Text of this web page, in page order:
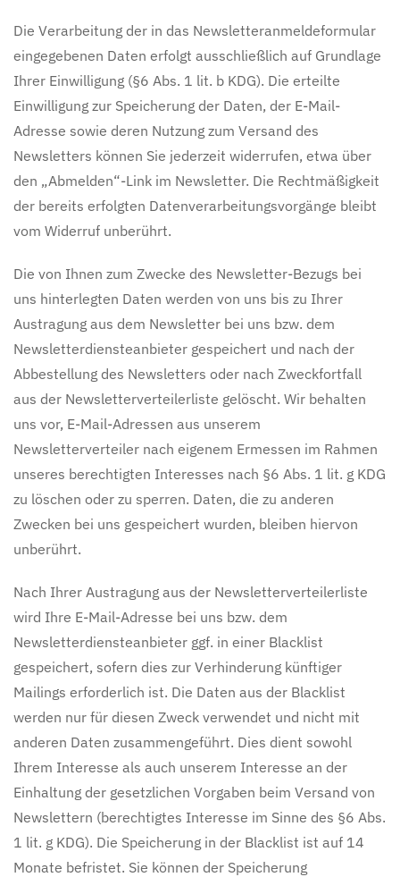
Die Verarbeitung der in das Newsletteranmeldeformular
eingegebenen Daten erfolgt ausschließlich auf Grundlage
Ihrer Einwilligung (§6 Abs. 1 lit. b KDG). Die erteilte
Einwilligung zur Speicherung der Daten, der E-Mail-
Adresse sowie deren Nutzung zum Versand des
Newsletters können Sie jederzeit widerrufen, etwa über
den „Abmelden“-Link im Newsletter. Die Rechtmäßigkeit
der bereits erfolgten Datenverarbeitungsvorgänge bleibt
vom Widerruf unberührt.
Die von Ihnen zum Zwecke des Newsletter-Bezugs bei
uns hinterlegten Daten werden von uns bis zu Ihrer
Austragung aus dem Newsletter bei uns bzw. dem
Newsletterdiensteanbieter gespeichert und nach der
Abbestellung des Newsletters oder nach Zweckfortfall
aus der Newsletterverteilerliste gelöscht. Wir behalten
uns vor, E-Mail-Adressen aus unserem
Newsletterverteiler nach eigenem Ermessen im Rahmen
unseres berechtigten Interesses nach §6 Abs. 1 lit. g KDG
zu löschen oder zu sperren. Daten, die zu anderen
Zwecken bei uns gespeichert wurden, bleiben hiervon
unberührt.
Nach Ihrer Austragung aus der Newsletterverteilerliste
wird Ihre E-Mail-Adresse bei uns bzw. dem
Newsletterdiensteanbieter ggf. in einer Blacklist
gespeichert, sofern dies zur Verhinderung künftiger
Mailings erforderlich ist. Die Daten aus der Blacklist
werden nur für diesen Zweck verwendet und nicht mit
anderen Daten zusammengeführt. Dies dient sowohl
Ihrem Interesse als auch unserem Interesse an der
Einhaltung der gesetzlichen Vorgaben beim Versand von
Newslettern (berechtigtes Interesse im Sinne des §6 Abs.
1 lit. g KDG). Die Speicherung in der Blacklist ist auf 14
Monate befristet. Sie können der Speicherung